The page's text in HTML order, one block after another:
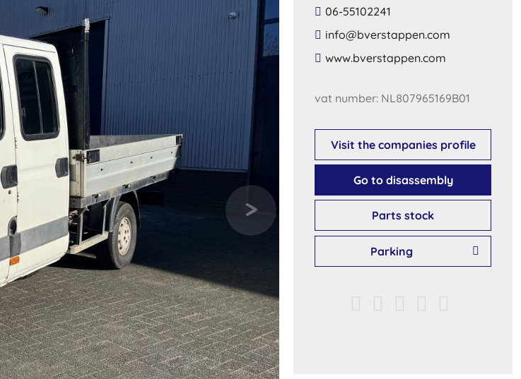
06-55102241
​info​@​bverstappen​.​com​
​www​.​bverstappen​.​com​
vat number: NL807965169B01
Visit the companies profile
Go to disassembly
Parts stock
Parking